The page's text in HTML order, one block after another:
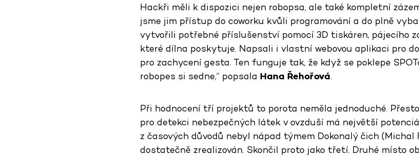
Hackři měli k dispozici nejen robopsa, ale také kompletní
jsme jim přístup do coworku kvůli programování a do plně
vytvořili potřebné příslušenství pomocí 3D tiskáren, pájecího
které dílna poskytuje. Napsali i vlastní webovou aplikaci pro
pro zachycení gesta. Ten funguje tak, že když se poklepe
robopes si sedne,“ popsala Hana Řehořová.
Při hodnocení tří projektů to porota neměla jednoduché.
pro detekci nebezpečných látek v ovzduší má největší
z časových důvodů nebyl nápad týmem Dokonalý čich (Michal
dostatečně zrealizován. Skončil proto jako třetí. Druhé místo